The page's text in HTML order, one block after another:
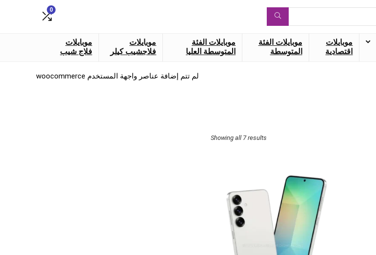
0
موبايلات
اقتصادية
موبايلات الفئة
المتوسطة
موبايلات الفئة
المتوسطة العليا
موبايلات
فلاجشيب كيلر
موبايلات
فلاج شيب
Showing all 7 results
Sorted
لم تتم إضافة عناصر واجهة المستخدم woocommerce